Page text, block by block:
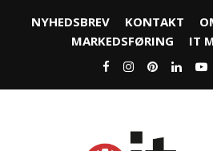
NYHEDSBREV KONTAKT
MARKEDSFØRING
IT